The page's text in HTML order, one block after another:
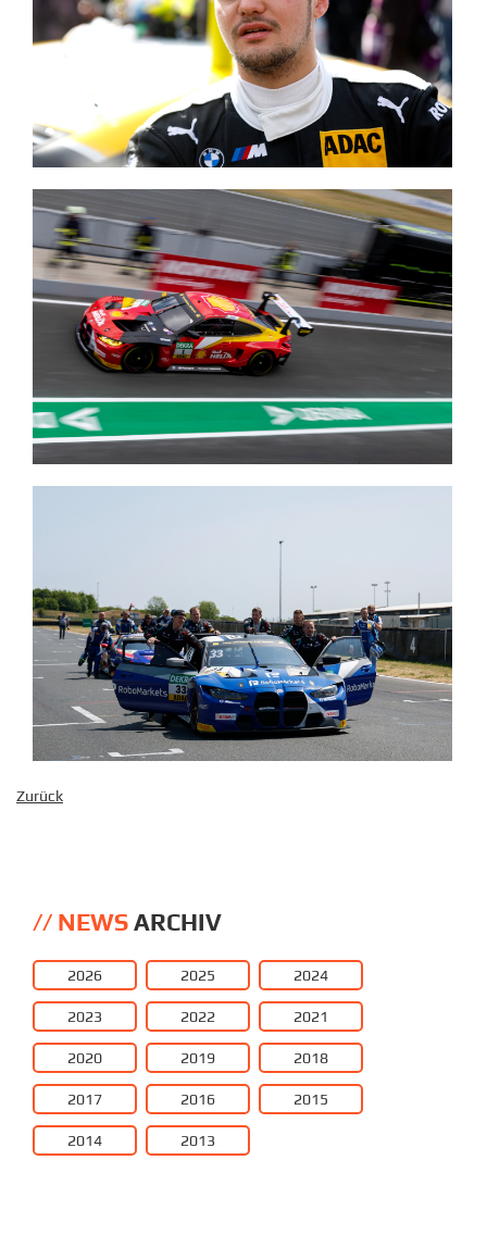
Zurück
NEWSARCHIV
2026 2025 2024
2023 2022 2021
2020 2019 2018
2017 2016 2015
2014 2013